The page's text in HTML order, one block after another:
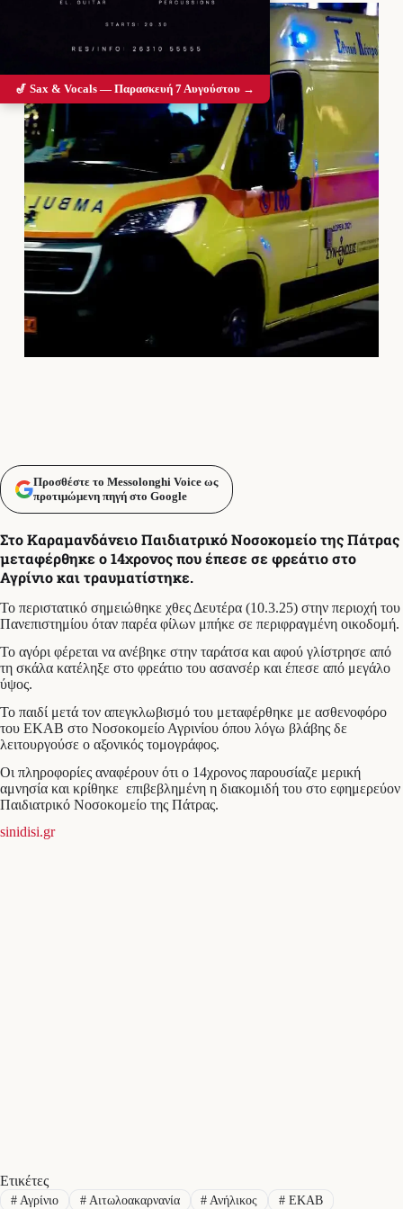
Προσθέστε το Messolonghi Voice ως
προτιμώμενη πηγή στο Google
Στο Καραμανδάνειο Παιδιατρικό Νοσοκομείο της Πάτρας
μεταφέρθηκε ο 14χρονος που έπεσε σε φρεάτιο στο
Αγρίνιο και τραυματίστηκε.
Το περιστατικό σημειώθηκε χθες Δευτέρα (10.3.25) στην περιοχή του
Πανεπιστημίου όταν παρέα φίλων μπήκε σε περιφραγμένη οικοδομή.
Το αγόρι φέρεται να ανέβηκε στην ταράτσα και αφού γλίστρησε από
τη σκάλα κατέληξε στο φρεάτιο του ασανσέρ και έπεσε από μεγάλο
ύψος.
Το παιδί μετά τον απεγκλωβισμό του μεταφέρθηκε με ασθενοφόρο
του ΕΚΑΒ στο Νοσοκομείο Αγρινίου όπου λόγω βλάβης δε
λειτουργούσε ο αξονικός τομογράφος.
Οι πληροφορίες αναφέρουν ότι ο 14χρονος παρουσίαζε μερική
αμνησία και κρίθηκε επιβεβλημένη η διακομιδή του στο εφημερεύον
Παιδιατρικό Νοσοκομείο της Πάτρας.
sinidisi.gr
Ετικέτες
#Αγρίνιο #Αιτωλοακαρνανία # Ανήλικος # ΕΚΑΒ
🎷 Sax & Vocals — Παρασκευή 7 Αυγούστου →